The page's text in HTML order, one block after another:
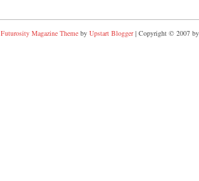
Futurosity Magazine Theme by Upstart Blogger| Copyright © 2007 by